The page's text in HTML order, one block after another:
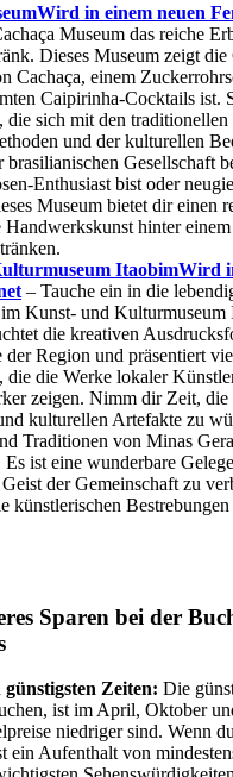
Wird in einem neuen
Museum das reiche
Dieses Museum zeigt die
Cachaça, einem
Caipirinha-Cocktails ist.
die sich mit den traditionellen
und der kulturellen
brasilianischen Gesellschaft
Enthusiast bist oder
Museum bietet dir einen
hinter
ItaobimWird
– Tauche ein in die
Kunst- und Kulturmuseum
die kreativen
der Region und präsentiert
die die Werke lokaler
zeigen. Nimm dir Zeit, die
kulturellen Artefakte zu
Traditionen von Minas
ist eine wunderbare
der Gemeinschaft zu
künstlerischen
Sparen bei der
günstigsten Zeiten: Die
ist im April, Oktober
niedriger sind. Wenn
ein Aufenthalt von